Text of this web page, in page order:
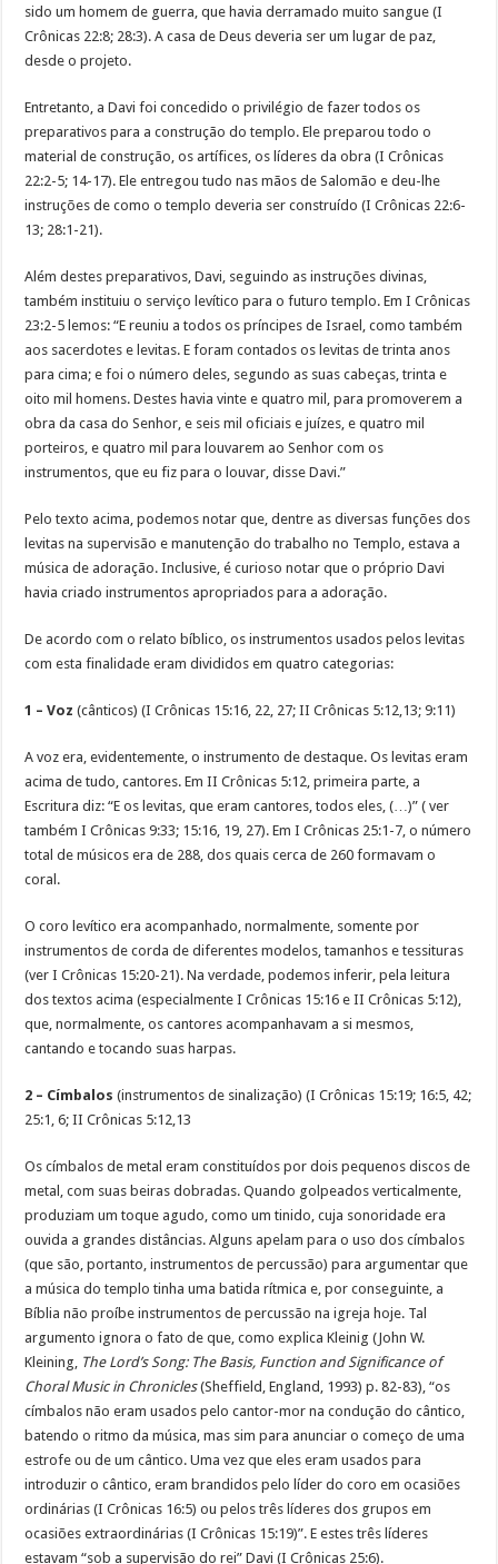
sido um homem de guerra, que havia derramado muito sangue (I
Crônicas 22:8; 28:3). A casa de Deus deveria ser um lugar de paz,
desde o projeto.
Entretanto, a Davi foi concedido o privilégio de fazer todos os
preparativos para a construção do templo. Ele preparou todo o
material de construção, os artífices, os líderes da obra (I Crônicas
22:2-5; 14-17). Ele entregou tudo nas mãos de Salomão e deu-lhe
instruções de como o templo deveria ser construído (I Crônicas 22:6-
13; 28:1-21).
Além destes preparativos, Davi, seguindo as instruções divinas,
também instituiu o serviço levítico para o futuro templo. Em I Crônicas
23:2-5 lemos: “E reuniu a todos os príncipes de Israel, como também
aos sacerdotes e levitas. E foram contados os levitas de trinta anos
para cima; e foi o número deles, segundo as suas cabeças, trinta e
oito mil homens. Destes havia vinte e quatro mil, para promoverem a
obra da casa do Senhor, e seis mil oficiais e juízes, e quatro mil
porteiros, e quatro mil para louvarem ao Senhor com os
instrumentos, que eu fiz para o louvar, disse Davi.”
Pelo texto acima, podemos notar que, dentre as diversas funções dos
levitas na supervisão e manutenção do trabalho no Templo, estava a
música de adoração. Inclusive, é curioso notar que o próprio Davi
havia criado instrumentos apropriados para a adoração.
De acordo com o relato bíblico, os instrumentos usados pelos levitas
com esta finalidade eram divididos em quatro categorias:
1 – Voz(cânticos) (I Crônicas 15:16, 22, 27; II Crônicas 5:12,13; 9:11)
A voz era, evidentemente, o instrumento de destaque. Os levitas eram
acima de tudo, cantores. Em II Crônicas 5:12, primeira parte, a
Escritura diz: “E os levitas, que eram cantores, todos eles, (…)” ( ver
também I Crônicas 9:33; 15:16, 19, 27). Em I Crônicas 25:1-7, o número
total de músicos era de 288, dos quais cerca de 260 formavam o
coral.
O coro levítico era acompanhado, normalmente, somente por
instrumentos de corda de diferentes modelos, tamanhos e tessituras
(ver I Crônicas 15:20-21). Na verdade, podemos inferir, pela leitura
dos textos acima (especialmente I Crônicas 15:16 e II Crônicas 5:12),
que, normalmente, os cantores acompanhavam a si mesmos,
cantando e tocando suas harpas.
2 – Címbalos(instrumentos de sinalização) (I Crônicas 15:19; 16:5, 42;
25:1, 6; II Crônicas 5:12,13
Os címbalos de metal eram constituídos por dois pequenos discos de
metal, com suas beiras dobradas. Quando golpeados verticalmente,
produziam um toque agudo, como um tinido, cuja sonoridade era
ouvida a grandes distâncias. Alguns apelam para o uso dos címbalos
(que são, portanto, instrumentos de percussão) para argumentar que
a música do templo tinha uma batida rítmica e, por conseguinte, a
Bíblia não proíbe instrumentos de percussão na igreja hoje. Tal
argumento ignora o fato de que, como explica Kleinig (John W.
Kleining, The Lord’s Song: The Basis, Function and Significance of
Choral Music in Chronicles(Sheffield, England, 1993) p. 82-83), “os
címbalos não eram usados pelo cantor-mor na condução do cântico,
batendo o ritmo da música, mas sim para anunciar o começo de uma
estrofe ou de um cântico. Uma vez que eles eram usados para
introduzir o cântico, eram brandidos pelo líder do coro em ocasiões
ordinárias (I Crônicas 16:5) ou pelos três líderes dos grupos em
ocasiões extraordinárias (I Crônicas 15:19)”. E estes três líderes
estavam “sob a supervisão do rei” Davi (I Crônicas 25:6).